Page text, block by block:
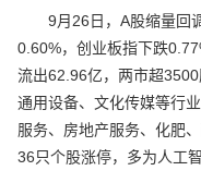
9月26日，A股缩量回调
0.60%，创业板指下跌
流出62.96亿，两市超3500
通用设备、文化传媒等行
服务、房地产服务、化肥
36只个股涨停，多为人工